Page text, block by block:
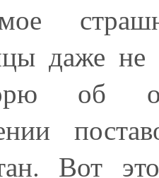
даже не
об
Вот